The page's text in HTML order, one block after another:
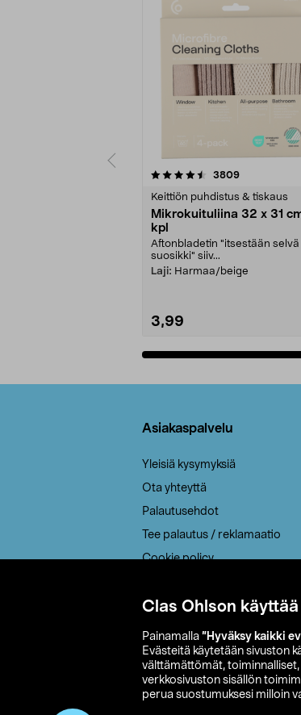
Clas Ohlson
Painamalla ”Hyväksy kaikki
Evästeitä käytetään sivuston
välttämättömät,
verkkosivuston sisällön
perua suostumuksesi milloin
3809arvostelut
Keittiön puhdistus & tiskaus
Mikrokuituliina 32 x 31
kpl
Aftonbladetin "itsestään selvä
suosikki" siiv...
Laji: Harmaa/beige
3,99
4.5viidestä
Asiakaspalvelu
Yleisiä kysymyksiä
Ota yhteyttä
Palautusehdot
Tee palautus / reklamaatio
Cookie policy
Saavutettavuus